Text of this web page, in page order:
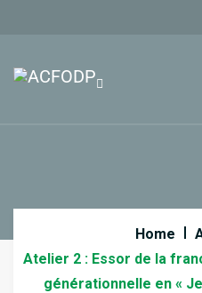
Home
Atelier 2 : Essor de la
générationnelle en «